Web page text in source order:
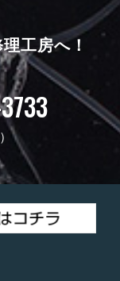
工房へ！